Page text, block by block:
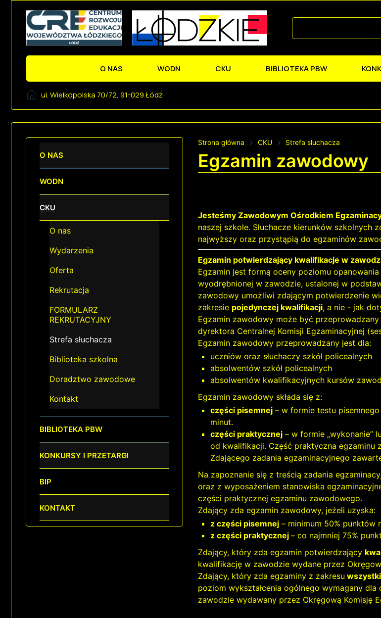
O NAS WODN CKU BIBLIOTEKA PBW
ul. Wielkopolska 70/72, 91-029 Łódź
O NAS
WODN
CKU
O nas
Wydarzenia
Oferta
Rekrutacja
FORMULARZ
REKRUTACYJNY
Strefa słuchacza
Biblioteka szkolna
Doradztwo zawodowe
Kontakt
BIBLIOTEKA PBW
KONKURSY I PRZETARGI
BIP
KONTAKT
Strona główna CKU Strefa słuchacza
Egzamin zawodowy
Jesteśmy Zawodowym Ośrodkiem
naszej szkole. Słuchacze kierunków szkolnych
najwyższy oraz przystąpią do egzaminów
Egzamin potwierdzający kwalifikacje w
Egzamin jest formą oceny poziomu
wyodrębnionej w zawodzie, ustalonej w
zawodowy umożliwi zdającym potwierdzenie
zakresie pojedynczej kwalifikacji, a nie - jak
Egzamin zawodowy może być przeprowadzany
dyrektora Centralnej Komisji Egzaminacyjnej
Egzamin zawodowy przeprowadzany jest dla:
uczniów oraz słuchaczy szkół policealnych
absolwentów szkół policealnych
absolwentów kwalifikacyjnych kursów
Egzamin zawodowy składa się z:
części pisemnej – w formie testu
minut.
części praktycznej – w formie „wykonanie”
od kwalifikacji. Część praktyczna egzaminu
Zdającego zadania egzaminacyjnego
Na zapoznanie się z treścią zadania
oraz z wyposażeniem stanowiska
części praktycznej egzaminu zawodowego.
Zdający zda egzamin zawodowy, jeżeli uzyska:
z części pisemnej – minimum 50% punktów
z części praktycznej – co najmniej 75%
Zdający, który zda egzamin potwierdzający
kwalifikację w zawodzie wydane przez
Zdający, który zda egzaminy z zakresu
poziom wykształcenia ogólnego wymagany
zawodzie wydawany przez Okręgową Komisję